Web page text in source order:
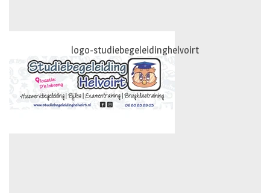
logo-studiebegeleidinghelvoirt